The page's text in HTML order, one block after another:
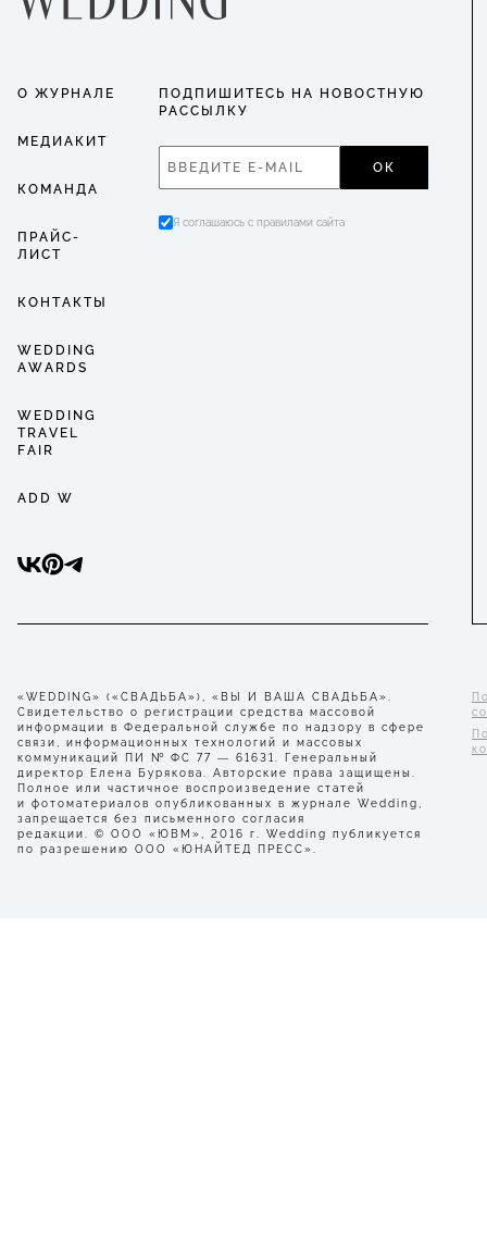
О ЖУРНАЛЕ
МЕДИАКИТ
КОМАНДА
ПРАЙС-
ЛИСТ
КОНТАКТЫ
WEDDING
AWARDS
WEDDING
TRAVEL
FAIR
ADD W
ПОДПИШИТЕСЬ НА НОВОСТНУЮ
РАССЫЛКУ
ОК
Я соглашаюсь с правилами сайта
«WEDDING» («СВАДЬБА»), «ВЫ И ВАША СВАДЬБА».
Свидетельство о регистрации средства массовой
информации в Федеральной службе по надзору в сфере
связи, информационных технологий и массовых
коммуникаций ПИ № ФС 77 — 61631. Генеральный
директор Елена Бурякова. Авторские права защищены.
Полное или частичное воспроизведение статей
и фотоматериалов опубликованных в журнале Wedding,
запрещается без письменного согласия
редакции. © ООО «ЮВМ», 2016 г. Wedding публикуется
по разрешению ООО «ЮНАЙТЕД ПРЕСС».